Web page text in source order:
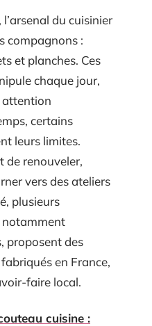
du cuisinier
compagnons :
et planches. Ces
chaque jour,
attention
certains
leurs limites.
de renouveler,
vers des ateliers
plusieurs
notamment
proposent des
en France,
faire local.
cuisine :